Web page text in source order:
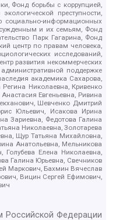
Фонд борьбы с коррупцией,
преступности,
социально-информационных
и их семьям, Фонд
Парк Гагарина, Фонд
центр по правам человека,
исследований,
развития некоммерческих
поддержке
академика Сахарова,
Николаевна, Кривенко
Евгеньевна, Ривина
Шевченко Дмитрий
Юльевич, Исакова Ирина
Зариевна, Федотова Галина
Николаевна, Золотарева
Щур Татьяна Михайловна,
Анатольевна, Мельникова
Елена Николаевна,
Галина Юрьевна, Свечников
Маркович, Бахмин Вячеслав
Вицин Сергей Ефимович,
Российской Федерации